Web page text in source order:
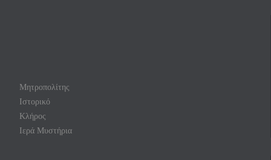
Μητροπολίτης
Ιστορικό
Κλήρος
Ιερά Μυστήρια